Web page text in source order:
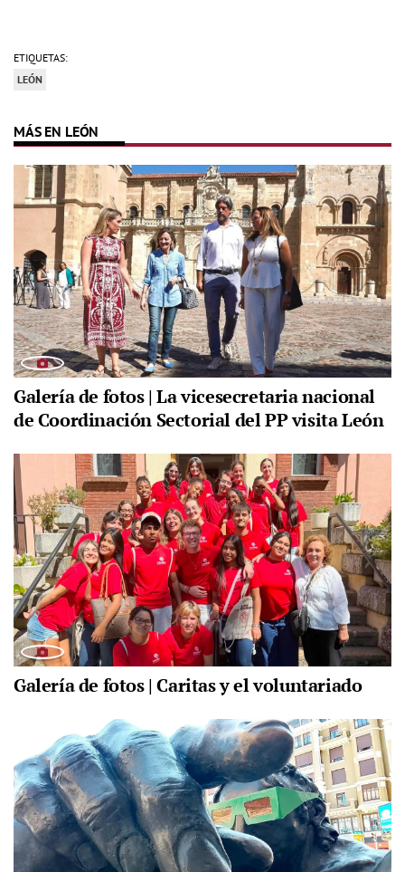
ETIQUETAS:
LEÓN
MÁS EN LEÓN
Galería de fotos | La vicesecretaria nacional
de Coordinación Sectorial del PP visita León
Galería de fotos | Caritas y el voluntariado